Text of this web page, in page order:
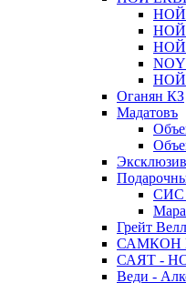
НОЙ
НОЙ
НОЙ
NOY
НОЙ
Оганян КЗ
Мадатовъ
СИС
Грейт
САМКОН
САЯТ -
Веди -